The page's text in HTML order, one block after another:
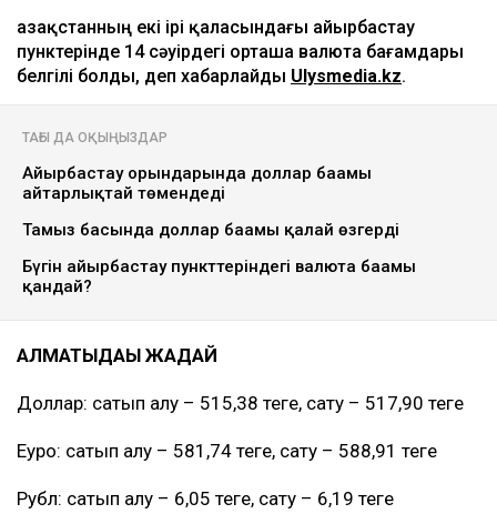
Қазақстанның екі ірі қаласындағы айырбастау
пунктерінде 14 сәуірдегі орташа валюта бағамдары
белгілі болды, деп хабарлайды Ulysmedia.kz.
ТАҒЫ ДА ОҚЫҢЫЗДАР
Айырбастау орындарында доллар бағамы
айтарлықтай төмендеді
Тамыз басында доллар бағамы қалай өзгерді
Бүгін айырбастау пункттеріндегі валюта бағамы
қандай?
АЛМАТЫДАҒЫ ЖАҒДАЙ
Доллар: сатып алу – 515,38 теңге, сату – 517,90 теңге
Еуро: сатып алу – 581,74 теңге, сату – 588,91 теңге
Рубл: сатып алу – 6,05 теңге, сату – 6,19 теңге